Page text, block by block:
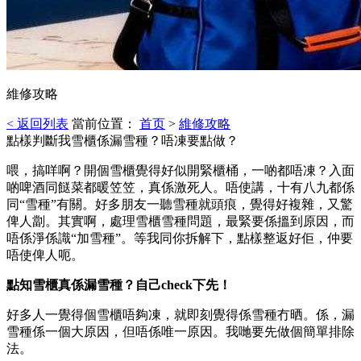
維修攻略
< 返回列表 當前位置： 首页 > 維修攻略
點樣判斷我雪櫃係漏雪種？唔凍要點做？
喂，搞咩啊？開個雪櫃覺得好似開緊櫃桶，一啲都唔凍？入面
啲啤酒同餸菜都暖笠笠，真係激死人。唔使講，十有八九都係
同“雪種”有關。好多朋友一聽雪種就頭痕，覺得好複雜，又驚
俾人劏。其實啊，處理雪櫃雪種問題，最緊要係搵到原因，而
唔係淨係識“加雪種”。等我同你拆解下，點樣整返好佢，仲要
唔使俾人呃。
點知雪櫃真係漏雪種？自己check下先！
好多人一覺得個雪櫃唔夠凍，就即刻覺得係雪種冇晒。係，漏
雪種係一個大原因，但唔係唯一原因。我哋要先做個簡單排除
法。